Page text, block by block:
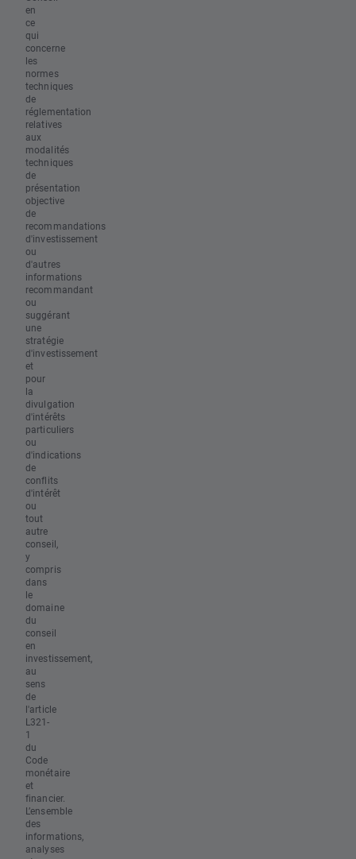
en
ce
qui
concerne
les
normes
techniques
de
réglementation
relatives
aux
modalités
techniques
de
présentation
objective
de
recommandations
d'investissement
ou
d'autres
informations
recommandant
ou
suggérant
une
stratégie
d'investissement
et
pour
la
divulgation
d'intérêts
particuliers
ou
d'indications
de
conflits
d'intérêt
ou
tout
autre
conseil,
y
compris
dans
le
domaine
du
conseil
en
investissement,
au
sens
de
l'article
L321-
1
du
Code
monétaire
et
financier.
L’ensemble
des
informations,
analyses